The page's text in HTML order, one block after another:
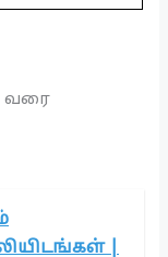
வரை
|